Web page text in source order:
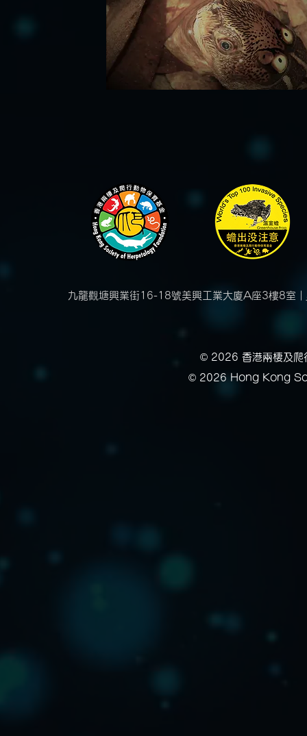
九龍觀塘興業街16-18號美興工業大廈A座3樓8室 |
© 2026 香港兩棲及爬
© 2026 Hong Kong